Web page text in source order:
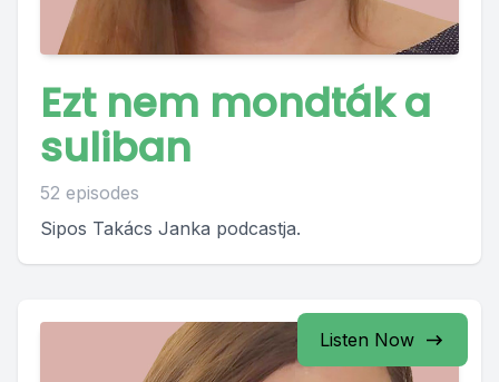
Ezt nem mondták a
suliban
52 episodes
Sipos Takács Janka podcastja.
Listen Now